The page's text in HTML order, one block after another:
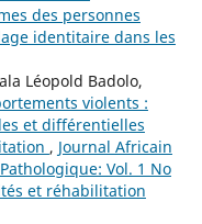
des personnes
identitaire dans les
Léopold Badolo,
violents :
et différentielles
, Journal Africain
Vol. 1 No
et réhabilitation